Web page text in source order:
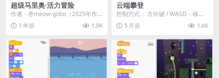
超级马里奥·活力冒险
作者：@meow-gobo（2025年作
品） ⚠️ 注意事项 本项目包含 100...
1 年前 1.9K
云端攀登
控制方式： 方向键 / WASD：移动
P 键：暂停 玩法说明： 角色在碰到
大多...5 月前 1.4K